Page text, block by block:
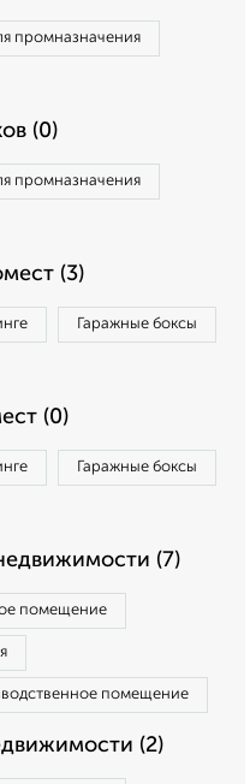
промназначения
(0)
промназначения
(3)
Гаражные боксы
(0)
Гаражные боксы
(7)
помещение
помещение
(2)